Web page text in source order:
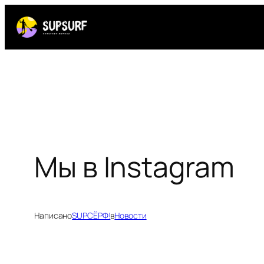
Перейти
содержимому
Мы в Instagram
НаписаноSUPСЁРФ!вНовости